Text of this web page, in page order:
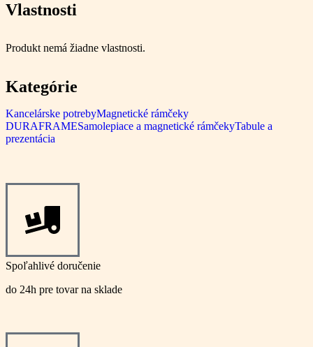
Vlastnosti
Produkt nemá žiadne vlastnosti.
Kategórie
Kancelárske potrebyMagnetické rámčeky
DURAFRAMESamolepiace a magnetické rámčekyTabule a
prezentácia
Spoľahlivé doručenie
do 24h pre tovar na sklade